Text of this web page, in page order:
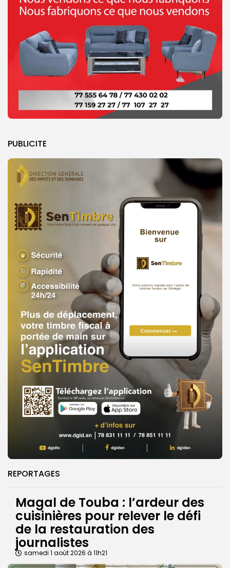
PUBLICITE
REPORTAGES
Magal de Touba : l’ardeur des
cuisinières pour relever le défi
de la restauration des
journalistes
samedi 1 août 2026 à 11h21